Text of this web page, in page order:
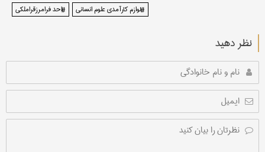
#لوازم کارآمدی علوم انسانی #احد فرامرزقراملکی
نظر دهید